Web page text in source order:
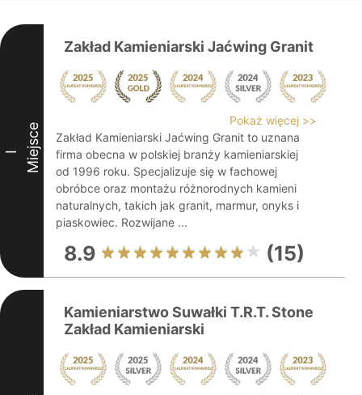
I Miejsce
Zakład Kamieniarski Jaćwing Granit
Pokaż więcej >>
Zakład Kamieniarski Jaćwing Granit to uznana
firma obecna w polskiej branży kamieniarskiej
od 1996 roku. Specjalizuje się w fachowej
obróbce oraz montażu różnorodnych kamieni
naturalnych, takich jak granit, marmur, onyks i
piaskowiec. Rozwijane ...
8.9 (15)
Kamieniarstwo Suwałki T.R.T. Stone
Zakład Kamieniarski